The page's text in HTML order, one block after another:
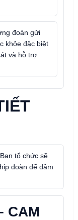
đoàn gửi
khỏe đặc biệt
và hỗ trợ
tổ chức sẽ
đoàn để đảm
CAM